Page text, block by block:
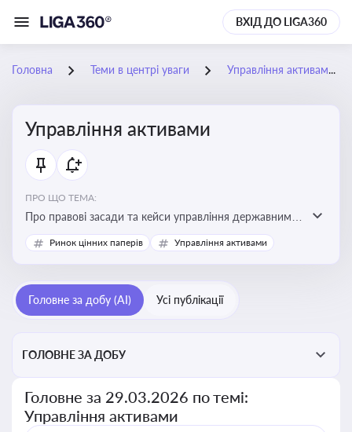
ВХІД ДО LIGA360
Головна Теми в центрі уваги Управління активами
Управління активами
ПРО ЩО ТЕМА:
Про правові засади та кейси управління державними,
комунальними та корпоративними активами, для
юристів і керівників, які відповідають за збереження
Ринок цінних паперів Управління активами
Головне за добу (AI) Усі публікації
ГОЛОВНЕ ЗА ДОБУ
Головне за 29.03.2026 по темі:
Управління активами